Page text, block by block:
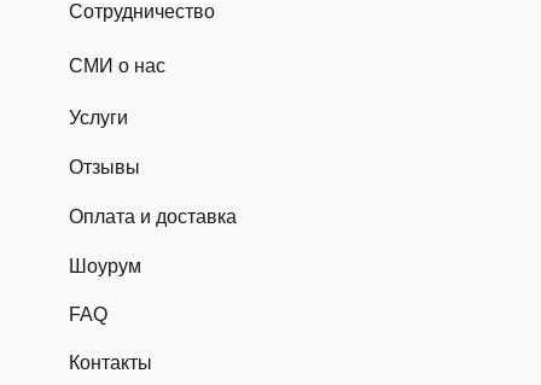
Сотрудничество
Услуги
Отзывы
Оплата и доставка
СМИ о нас
Шоурум
FAQ
Контакты